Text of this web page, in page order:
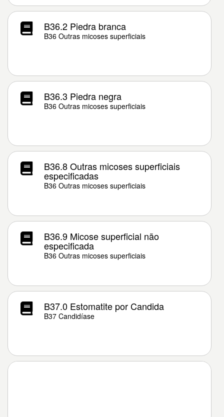
B36.2 Piedra branca
B36 Outras micoses superficiais
B36.3 Piedra negra
B36 Outras micoses superficiais
B36.8 Outras micoses superficiais
especificadas
B36 Outras micoses superficiais
B36.9 Micose superficial não
especificada
B36 Outras micoses superficiais
B37.0 Estomatite por Candida
B37 Candidíase